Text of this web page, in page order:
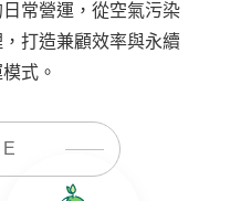
常營運，從空氣污染
打造兼顧效率與永續
式。